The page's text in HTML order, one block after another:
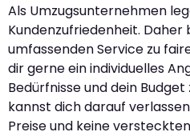
Als Umzugsunternehmen
Kundenzufriedenheit. Daher
umfassenden Service zu
dir gerne ein individuelles
Bedürfnisse und dein
kannst dich darauf
Preise und keine